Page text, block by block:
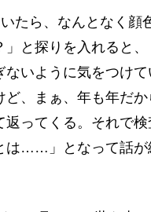
たら、なんとなく顔
と探りを入れると
いように気をつけて
ど、まぁ、年も年だ
ってくる。それで
は……」となって話が